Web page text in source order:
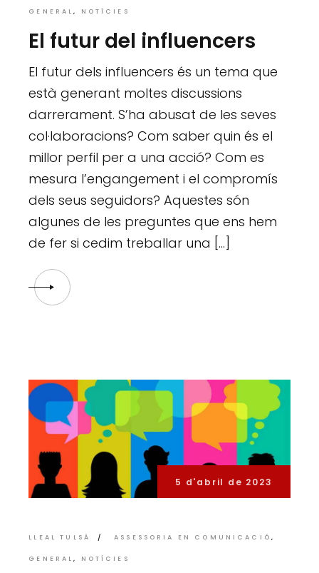
GENERAL NOTÍCIES
El futur del influencers
El futur dels influencers és un tema que
està generant moltes discussions
darrerament. S’ha abusat de les seves
col·laboracions? Com saber quin és el
millor perfil per a una acció? Com es
mesura l’engangement i el compromís
dels seus seguidors? Aquestes són
algunes de les preguntes que ens hem
de fer si cedim treballar una […]
5 d'abril de 2023
LLEAL TULSÀ ASSESSORIA EN COMUNICACIÓ
GENERAL NOTÍCIES